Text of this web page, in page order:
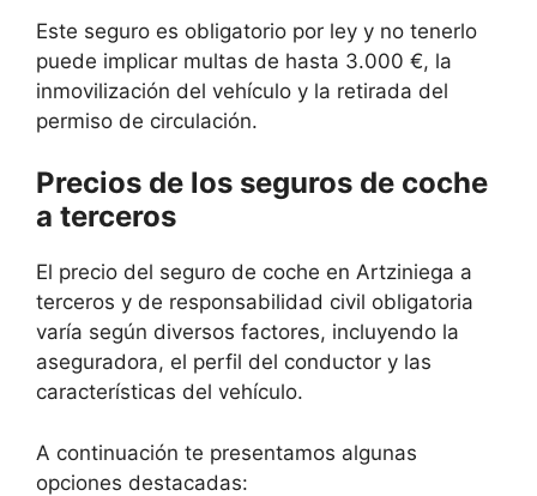
Este seguro es obligatorio por ley y no tenerlo
puede implicar multas de hasta 3.000 €, la
inmovilización del vehículo y la retirada del
permiso de circulación.
Precios de los seguros de coche
a terceros
El precio del seguro de coche en Artziniega a
terceros y de responsabilidad civil obligatoria
varía según diversos factores, incluyendo la
aseguradora, el perfil del conductor y las
características del vehículo.
A continuación te presentamos algunas
opciones destacadas: